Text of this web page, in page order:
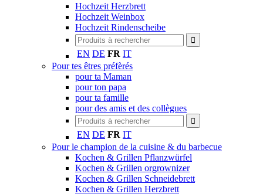
Hochzeit Herzbrett
Hochzeit Weinbox
Hochzeit Rindenscheibe
EN DE FR IT
Pour tes êtres préfèrés
pour ta Maman
pour ton papa
pour ta famille
pour des amis et des collègues
EN DE FR IT
Pour le champion de la cuisine & du barbecue
Kochen & Grillen Pflanzwürfel
Kochen & Grillen orgrownizer
Kochen & Grillen Schneidebrett
Kochen & Grillen Herzbrett